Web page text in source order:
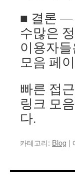
■ 결론 —
수많은
이용자
모음 페
빠른 접
링크 모
다.
카테고리: Blog |